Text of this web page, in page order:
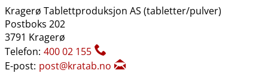
Kragerø Tablettproduksjon AS (tabletter​/​pulver)
Postboks 202
3791 Kragerø
Telefon: 400 02 155
E-post: post@kratab.no